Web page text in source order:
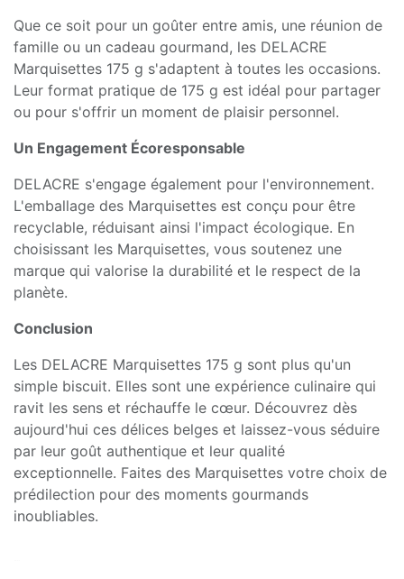
Que ce soit pour un goûter entre amis, une réunion de
famille ou un cadeau gourmand, les DELACRE
Marquisettes 175 g s'adaptent à toutes les occasions.
Leur format pratique de 175 g est idéal pour partager
ou pour s'offrir un moment de plaisir personnel.
Un Engagement Écoresponsable
DELACRE s'engage également pour l'environnement.
L'emballage des Marquisettes est conçu pour être
recyclable, réduisant ainsi l'impact écologique. En
choisissant les Marquisettes, vous soutenez une
marque qui valorise la durabilité et le respect de la
planète.
Conclusion
Les DELACRE Marquisettes 175 g sont plus qu'un
simple biscuit. Elles sont une expérience culinaire qui
ravit les sens et réchauffe le cœur. Découvrez dès
aujourd'hui ces délices belges et laissez-vous séduire
par leur goût authentique et leur qualité
exceptionnelle. Faites des Marquisettes votre choix de
prédilection pour des moments gourmands
inoubliables.